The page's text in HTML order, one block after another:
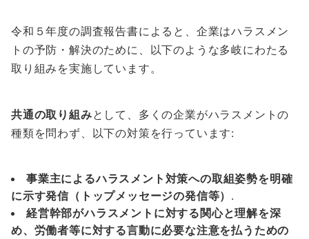
令和５年度の調査報告書によると、企業はハラスメン
トの予防・解決のために、以下のような多岐にわたる
取り組みを実施しています。
共通の取り組みとして、多くの企業がハラスメントの
種類を問わず、以下の対策を行っています:
事業主によるハラスメント対策への取組姿勢を明確
に示す発信（トップメッセージの発信等） .
経営幹部がハラスメントに対する関心と理解を深
め、労働者等に対する言動に必要な注意を払うための